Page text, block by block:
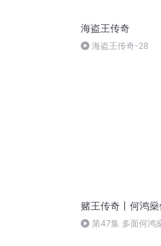
海盗王传奇
海盗王传奇-28
赌王传奇丨何鸿
第47集 多面何鸿